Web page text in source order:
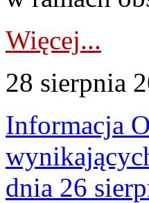
Więcej...
28 sierpnia
Informacja
dnia 26